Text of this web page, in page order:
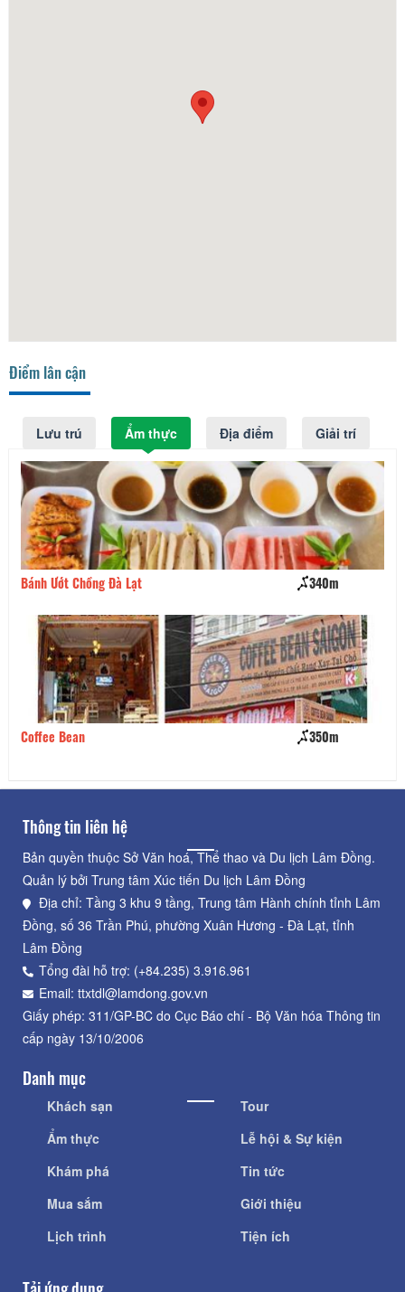
Điểm lân cận
Lưu trú Ẩm thực Địa điểm Giải trí
Bánh Ướt Chồng Đà Lạt 340m
Coffee Bean 350m
Thông tin liên hệ
Bản quyền thuộc Sở Văn hoá, Thể thao và Du lịch Lâm Đồng.
Quản lý bởi Trung tâm Xúc tiến Du lịch Lâm Đồng
Địa chỉ: Tầng 3 khu 9 tầng, Trung tâm Hành chính tỉnh Lâm
Đồng, số 36 Trần Phú, phường Xuân Hương - Đà Lạt, tỉnh
Lâm Đồng
Tổng đài hỗ trợ: (+84.235) 3.916.961
Email: ttxtdl@lamdong.gov.vn
Giấy phép: 311/GP-BC do Cục Báo chí - Bộ Văn hóa Thông tin
cấp ngày 13/10/2006
Danh mục
Khách sạn
Ẩm thực
Khám phá
Mua sắm
Lịch trình
Tour
Lễ hội & Sự kiện
Tin tức
Giới thiệu
Tiện ích